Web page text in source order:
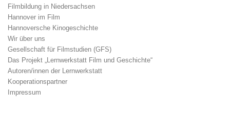
Filmbildung in Niedersachsen
Hannover im Film
Hannoversche Kinogeschichte
Wir über uns
Gesellschaft für Filmstudien (GFS)
Das Projekt „Lernwerkstatt Film und Geschichte“
Autoren/innen der Lernwerkstatt
Kooperationspartner
Impressum